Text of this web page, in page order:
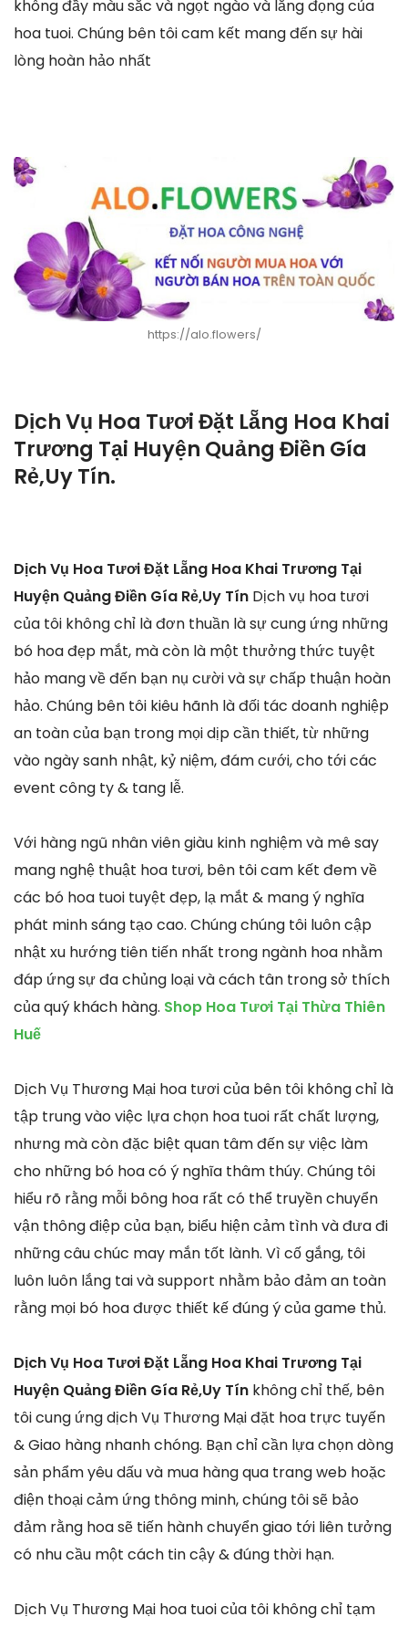
không đầy màu sắc và ngọt ngào và lắng đọng của
hoa tuoi. Chúng bên tôi cam kết mang đến sự hài
lòng hoàn hảo nhất
https://alo.flowers/
Dịch Vụ Hoa Tươi Đặt Lẵng Hoa Khai
Trương Tại Huyện Quảng Điền Gía
Rẻ,Uy Tín.
Dịch Vụ Hoa Tươi Đặt Lẵng Hoa Khai Trương Tại
Huyện Quảng Điền Gía Rẻ,Uy Tín Dịch vụ hoa tươi
của tôi không chỉ là đơn thuần là sự cung ứng những
bó hoa đẹp mắt, mà còn là một thưởng thức tuyệt
hảo mang về đến bạn nụ cười và sự chấp thuận hoàn
hảo. Chúng bên tôi kiêu hãnh là đối tác doanh nghiệp
an toàn của bạn trong mọi dịp cần thiết, từ những
vào ngày sanh nhật, kỷ niệm, đám cưới, cho tới các
event công ty & tang lễ.
Với hàng ngũ nhân viên giàu kinh nghiệm và mê say
mang nghệ thuật hoa tươi, bên tôi cam kết đem về
các bó hoa tuoi tuyệt đẹp, lạ mắt & mang ý nghĩa
phát minh sáng tạo cao. Chúng chúng tôi luôn cập
nhật xu hướng tiên tiến nhất trong ngành hoa nhằm
đáp ứng sự đa chủng loại và cách tân trong sở thích
của quý khách hàng. Shop Hoa Tươi Tại Thừa Thiên
Huế
Dịch Vụ Thương Mại hoa tươi của bên tôi không chỉ là
tập trung vào việc lựa chọn hoa tuoi rất chất lượng,
nhưng mà còn đặc biệt quan tâm đến sự việc làm
cho những bó hoa có ý nghĩa thâm thúy. Chúng tôi
hiểu rõ rằng mỗi bông hoa rất có thể truyền chuyển
vận thông điệp của bạn, biểu hiện cảm tình và đưa đi
những câu chúc may mắn tốt lành. Vì cố gắng, tôi
luôn luôn lắng tai và support nhằm bảo đảm an toàn
rằng mọi bó hoa được thiết kế đúng ý của game thủ.
Dịch Vụ Hoa Tươi Đặt Lẵng Hoa Khai Trương Tại
Huyện Quảng Điền Gía Rẻ,Uy Tín không chỉ thế, bên
tôi cung ứng dịch Vụ Thương Mại đặt hoa trực tuyến
& Giao hàng nhanh chóng. Bạn chỉ cần lựa chọn dòng
sản phẩm yêu dấu và mua hàng qua trang web hoặc
điện thoại cảm ứng thông minh, chúng tôi sẽ bảo
đảm rằng hoa sẽ tiến hành chuyển giao tới liên tưởng
có nhu cầu một cách tin cậy & đúng thời hạn.
Dịch Vụ Thương Mại hoa tuoi của tôi không chỉ tạm